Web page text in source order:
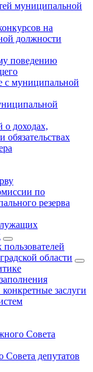
муниципальной
на
должности
поведению
с муниципальной
о доходах,
обязательствах
по
резерва
области
заслуги
Совета
Совета депутатов